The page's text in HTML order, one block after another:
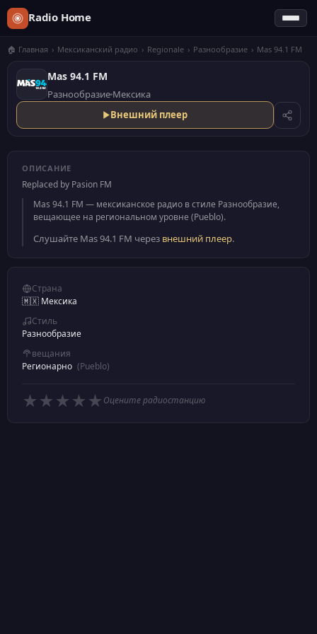
Radio Home
🏠 Главная › Мексиканский радио › Regionale › Разнообразие › Mas 94.1 FM
Mas 94.1 FM
Разнообразие Мексика
Внешний плеер
ОПИСАНИЕ
Replaced by Pasion FM
Mas 94.1 FM — мексиканское радио в стиле Разнообразие,
вещающее на региональном уровне (Pueblo).
Слушайте Mas 94.1 FM через внешний плеер.
Страна
🇲🇽 Мексика
Стиль
Разнообразие
вещания
Регионарно (Pueblo)
★ ★ ★ ★ ★ Оцените радиостанцию